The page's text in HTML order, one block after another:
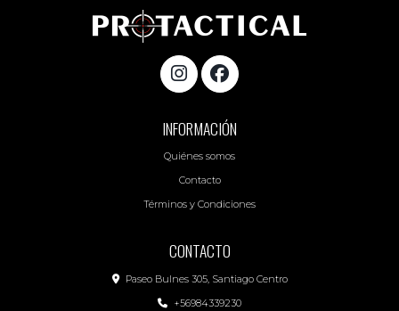
INFORMACIÓN
Quiénes somos
Contacto
Términos y Condiciones
CONTACTO
Paseo Bulnes 305, Santiago Centro
+56984339230